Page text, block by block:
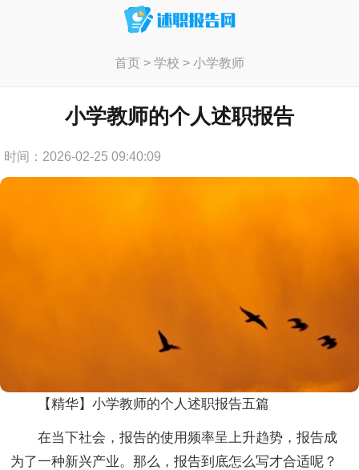
首页> 学校 > 小学教师
小学教师的个人述职报告
时间：2026-02-25 09:40:09
【精华】小学教师的个人述职报告五篇
在当下社会，报告的使用频率呈上升趋势，报告成
为了一种新兴产业。那么，报告到底怎么写才合适呢？